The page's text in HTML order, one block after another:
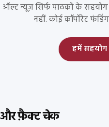
ऑल्ट न्यूज़ सिर्फ पाठकों के
नहीं. कोई कॉर्पोरेट
हमें
और फ़ैक्ट चेक